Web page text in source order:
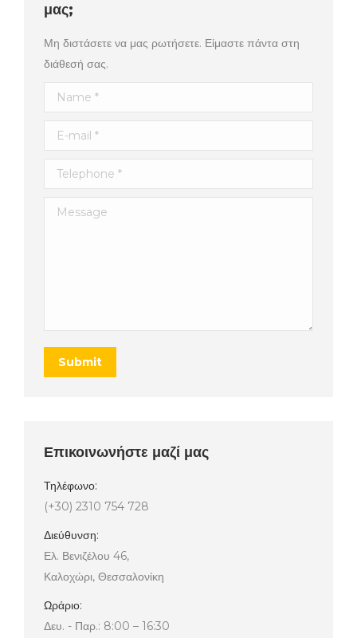
μας;
Μη διστάσετε να μας ρωτήσετε. Είμαστε πάντα στη
διάθεσή σας.
Name *
E-mail *
Telephone *
Message
Submit
Επικοινωνήστε μαζί μας
Τηλέφωνο:
(+30) 2310 754 728
Διεύθυνση:
Ελ. Βενιζέλου 46,
Καλοχώρι, Θεσσαλονίκη
Ωράριο:
Δευ. - Παρ.: 8:00 – 16:30